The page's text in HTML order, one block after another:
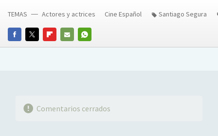
FACEBOOKTWITTERFLIPBOARD
E-
WHATSAPP
TEMAS Actores y actrices Cine Español Santiago Segura
Comentarios cerrados